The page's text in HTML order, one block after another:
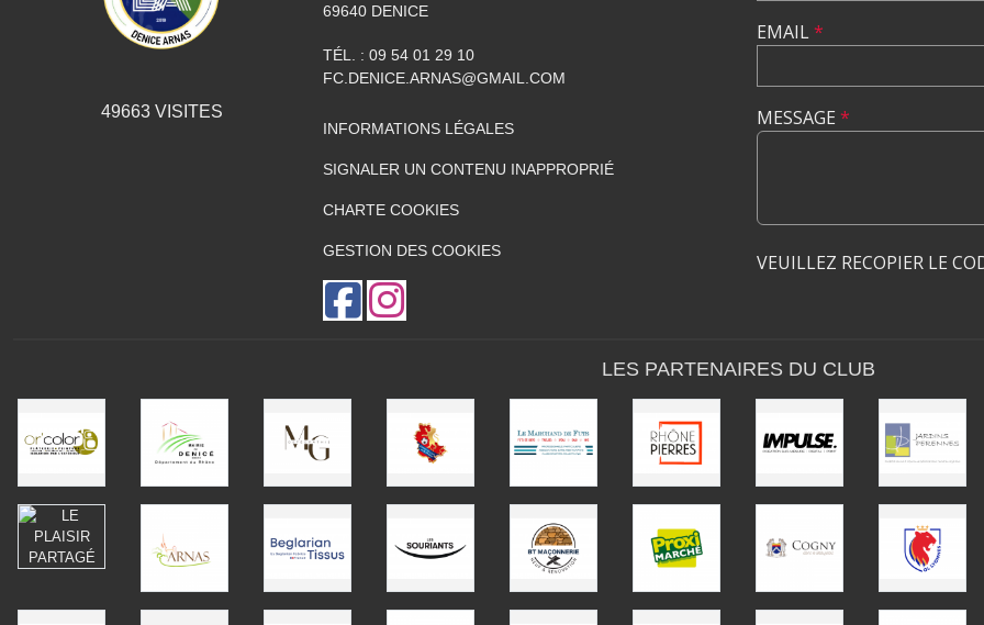
49663VISITES
69640 DENICE
TÉL. : 09 54 01 29 10
FC.DENICE.ARNAS@GMAIL.COM
INFORMATIONS LÉGALES
SIGNALER UN CONTENU INAPPROPRIÉ
CHARTE COOKIES
GESTION DES COOKIES
EMAIL*
MESSAGE *
VEUILLEZ RECOPIER LE
LES PARTENAIRES DU CLUB